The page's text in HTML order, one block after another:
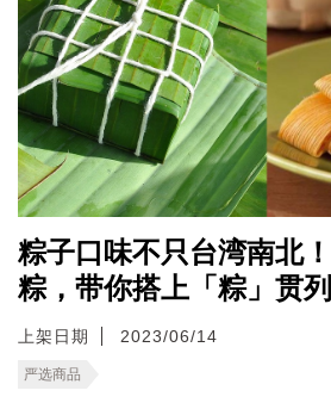
粽子口味不只台湾南北
粽，带你搭上「粽」贯
上架日期 2023/06/14
严选商品